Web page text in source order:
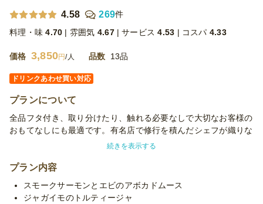
4.58 269件
料理・味 4.70 雰囲気 4.67 サービス 4.53 コスパ 4.33
価格 3,850円/人 品数 13品
ドリンクあわせ買い対応
プランについて
全品フタ付き、取り分けたり、触れる必要なしで大切なお客様の
おもてなしにも最適です。有名店で修行を積んだシェフが織りな
人前！しかも加熱式容器なので温かく召し上がっていただくこと
(詳しい温め方は同梱のご案内をご覧ください。)
続きを表示する
プラン内容
スモークサーモンとエビのアボカドムース
ジャガイモのトルティージャ